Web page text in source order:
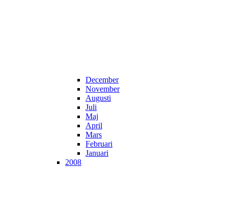
December
November
Augusti
Juli
Maj
April
Mars
Februari
Januari
2008